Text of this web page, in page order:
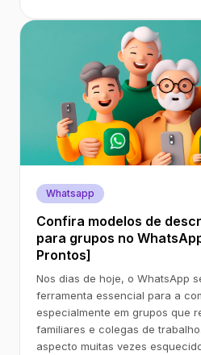
Whatsapp
Confira modelos de
para grupos no
Prontos]
Nos dias de hoje, o WhatsApp
ferramenta essencial para a
especialmente em grupos que
familiares e colegas de
aspecto muitas vezes